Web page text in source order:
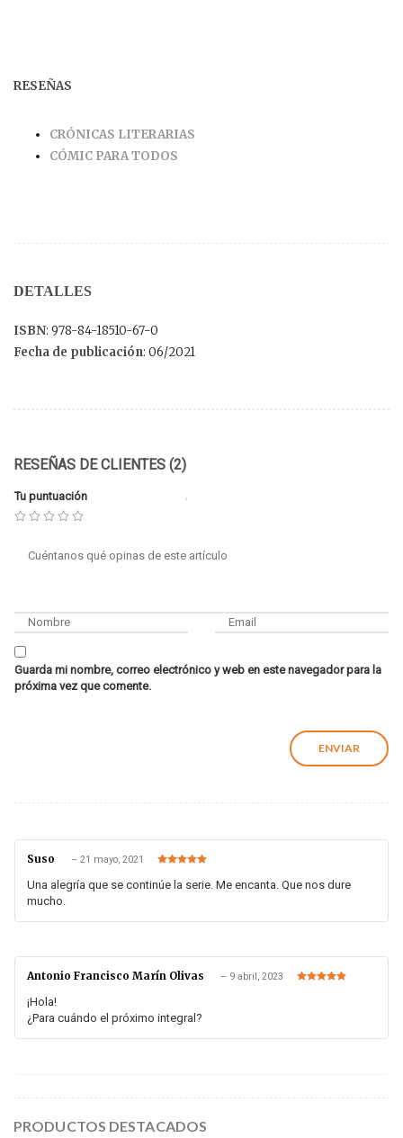
RESEÑAS
CRÓNICAS LITERARIAS
CÓMIC PARA TODOS
DETALLES
ISBN: 978-84-18510-67-0
Fecha de publicación: 06/2021
RESEÑAS DE CLIENTES (2)
Tu puntuación
Guarda mi nombre, correo electrónico y web en este navegador para la
próxima vez que comente.
Suso – 21 mayo, 2021
de 5
Una alegría que se continúe la serie. Me encanta. Que nos dure
mucho.
Antonio Francisco Marín Olivas – 9 abril, 2023
¡Hola!
¿Para cuándo el próximo integral?
PRODUCTOS DESTACADOS